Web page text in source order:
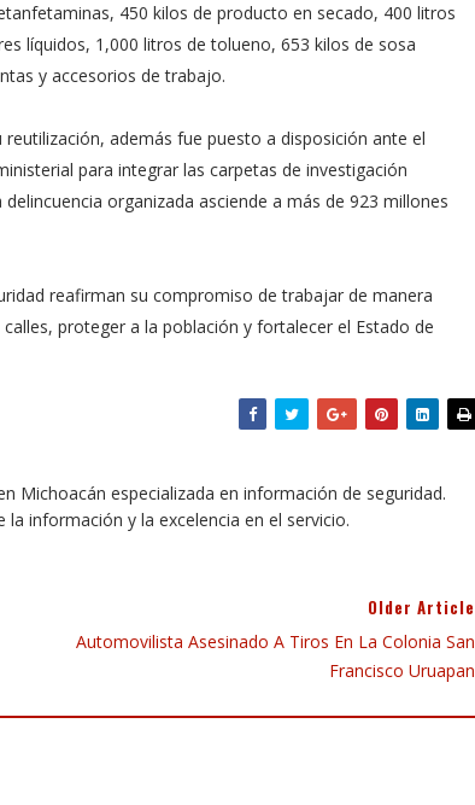
450 kilos de producto en secado, 400 litros
líquidos, 1,000 litros de tolueno, 653 kilos de sosa
y accesorios de trabajo.
además fue puesto a disposición ante el
para integrar las carpetas de investigación
organizada asciende a más de 923 millones
reafirman su compromiso de trabajar de manera
proteger a la población y fortalecer el Estado de
Michoacán especializada en información de seguridad.
información y la excelencia en el servicio.
Older Article
Automovilista Asesinado A Tiros En La Colonia San
Francisco Uruapan